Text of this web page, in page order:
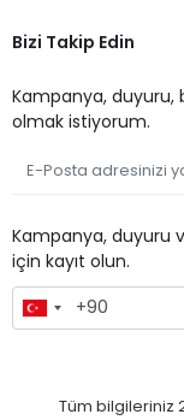
Bizi Takip Edin
Kampanya,
olmak istiyorum.
Kampanya, duyuru
için kayıt olun.
Tüm bilgileriniz